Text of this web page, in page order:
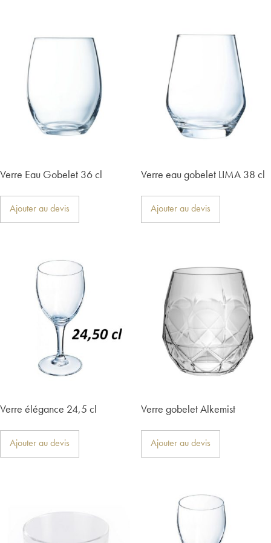
Verre Eau Gobelet 36 cl
Ajouter au devis
Verre eau gobelet LIMA 38 cl
Ajouter au devis
Verre élégance 24,5 cl
Ajouter au devis
Verre gobelet Alkemist
Ajouter au devis